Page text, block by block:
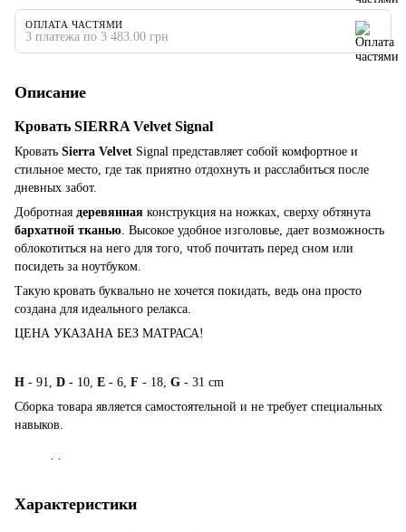
ОПЛАТА ЧАСТЯМИ
3 платежа по 3 483.00 грн
Описание
Кровать SIERRA Velvet Signal
Кровать Sierra Velvet Signal представляет собой комфортное и
стильное место, где так приятно отдохнуть и расслабиться после
дневных забот.
Добротная деревянная конструкция на ножках, сверху обтянута
бархатной тканью . Высокое удобное изголовье, дает возможность
облокотиться на него для того, чтоб почитать перед сном или
посидеть за ноутбуком.
Такую кровать буквально не хочется покидать, ведь она просто
создана для идеального релакса.
ЦЕНА УКАЗАНА БЕЗ МАТРАСА!
H - 91, D - 10, E - 6, F - 18, G - 31 cm
Сборка товара является самостоятельной и не требует специальных
навыков.
Характеристики